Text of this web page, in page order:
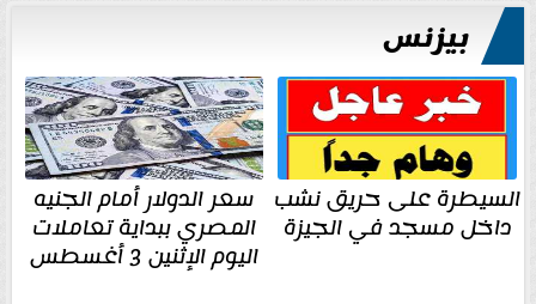
بيزنس
السيطرة على حريق نشب
داخل مسجد في الجيزة
سعر الدولار أمام الجنيه
المصري ببداية تعاملات
اليوم الإثنين 3 أغسطس